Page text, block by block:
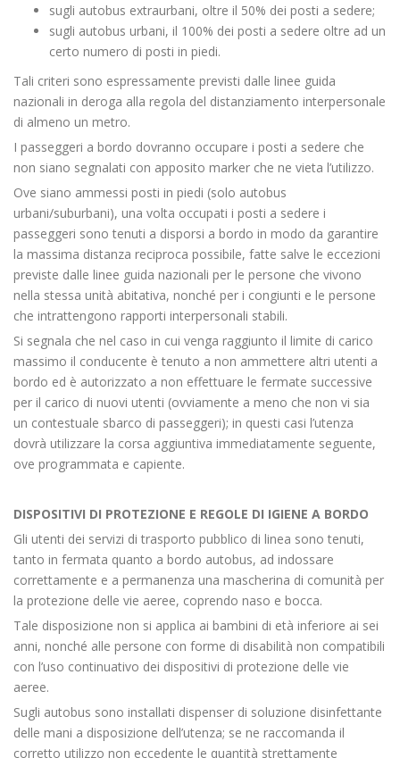
sugli autobus extraurbani, oltre il 50% dei posti a sedere;
sugli autobus urbani, il 100% dei posti a sedere oltre ad un
certo numero di posti in piedi.
Tali criteri sono espressamente previsti dalle linee guida
nazionali in deroga alla regola del distanziamento interpersonale
di almeno un metro.
I passeggeri a bordo dovranno occupare i posti a sedere che
non siano segnalati con apposito marker che ne vieta l’utilizzo.
Ove siano ammessi posti in piedi (solo autobus
urbani/suburbani), una volta occupati i posti a sedere i
passeggeri sono tenuti a disporsi a bordo in modo da garantire
la massima distanza reciproca possibile, fatte salve le eccezioni
previste dalle linee guida nazionali per le persone che vivono
nella stessa unità abitativa, nonché per i congiunti e le persone
che intrattengono rapporti interpersonali stabili.
Si segnala che nel caso in cui venga raggiunto il limite di carico
massimo il conducente è tenuto a non ammettere altri utenti a
bordo ed è autorizzato a non effettuare le fermate successive
per il carico di nuovi utenti (ovviamente a meno che non vi sia
un contestuale sbarco di passeggeri); in questi casi l’utenza
dovrà utilizzare la corsa aggiuntiva immediatamente seguente,
ove programmata e capiente.
DISPOSITIVI DI PROTEZIONE E REGOLE DI IGIENE A BORDO
Gli utenti dei servizi di trasporto pubblico di linea sono tenuti,
tanto in fermata quanto a bordo autobus, ad indossare
correttamente e a permanenza una mascherina di comunità per
la protezione delle vie aeree, coprendo naso e bocca.
Tale disposizione non si applica ai bambini di età inferiore ai sei
anni, nonché alle persone con forme di disabilità non compatibili
con l’uso continuativo dei dispositivi di protezione delle vie
aeree.
Sugli autobus sono installati dispenser di soluzione disinfettante
delle mani a disposizione dell’utenza; se ne raccomanda il
corretto utilizzo non eccedente le quantità strettamente